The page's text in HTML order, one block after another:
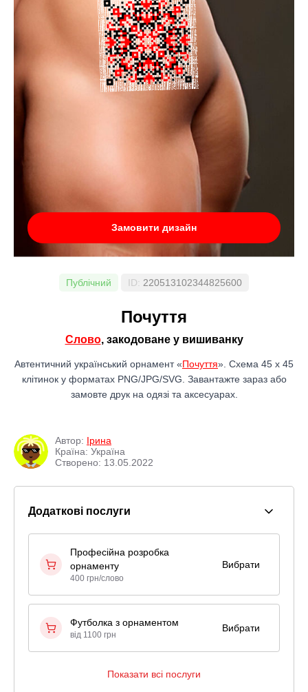
Замовити дизайн
Публічний ID: 220513102344825600
Почуття
Слово, закодоване у вишиванку
Автентичний український орнамент «Почуття». Схема 45 x 45
клітинок у форматах PNG/JPG/SVG. Завантажте зараз або
замовте друк на одязі та аксесуарах.
Автор: Ірина
Країна: Україна
Створено: 13.05.2022
Додаткові послуги
Професійна розробка
орнаменту
400 грн/слово
Вибрати
Футболка з орнаментом
від 1100 грн
Вибрати
Показати всі послуги